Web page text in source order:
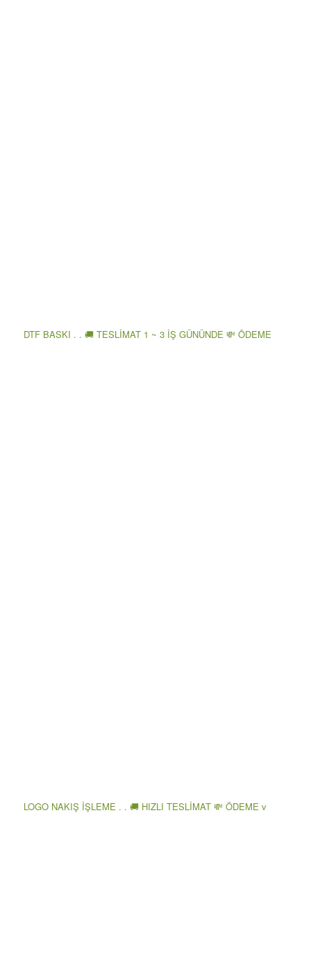
DTF BASKI . . 🚚 TESLİMAT 1 ~ 3 İŞ GÜNÜNDE 💸 ÖDEME
LOGO NAKIŞ İŞLEME . . 🚚 HIZLI TESLİMAT 💸 ÖDEME v